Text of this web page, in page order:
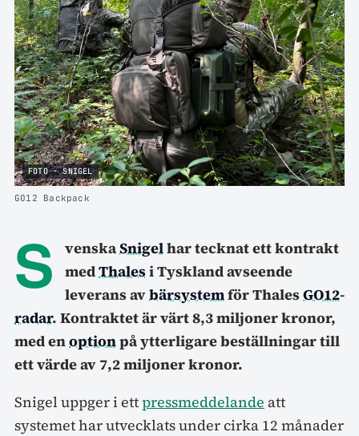
FOTO · SNIGEL
GO12 Backpack
S venskaSnigelhar tecknat ett kontrakt
medThalesi Tyskland avseende
leverans avbärsystemför ThalesGO12-
radar. Kontraktet är värt 8,3 miljoner kronor,
med enoptionpå ytterligare beställningar till
ett värde av 7,2 miljoner kronor.
Snigel uppger i ettpressmeddelande att
systemet har utvecklats under cirka 12 månader